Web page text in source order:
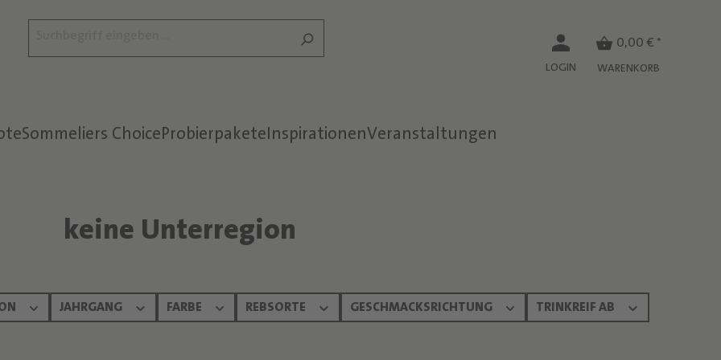
LOGIN
0,00 € *
WARENKORB
Sommeliers ChoiceProbierpaketeInspirationenVeranstaltungen
keine Unterregion
JAHRGANG FARBE REBSORTE GESCHMACKSRICHTUNG TRINKREIF AB